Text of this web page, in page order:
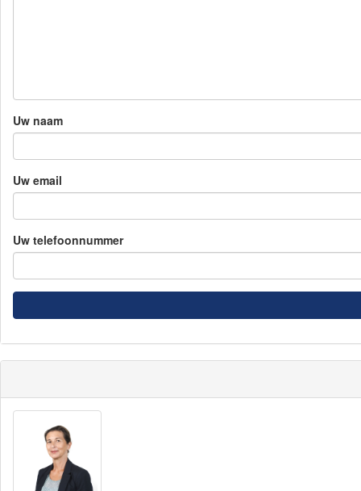
Uw naam
Uw email
Uw telefoonnummer